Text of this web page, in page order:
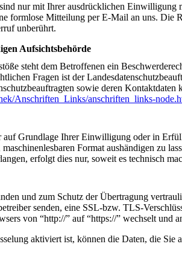
nur mit Ihrer ausdrücklichen
formlose Mitteilung per E-Mail an uns. Die
unberührt.
Aufsichtsbehörde
steht dem Betroffenen ein
Fragen ist der
sowie deren
Anschriften_Links/anschriften_links-
auf Grundlage Ihrer Einwilligung oder in
Format aushändigen zu
erfolgt dies nur, soweit es technisch
und zum Schutz der Übertragung
senden, eine SSL-bzw. TLS-
von “http://” auf “https://” wechselt und
aktiviert ist, können die Daten, die Sie